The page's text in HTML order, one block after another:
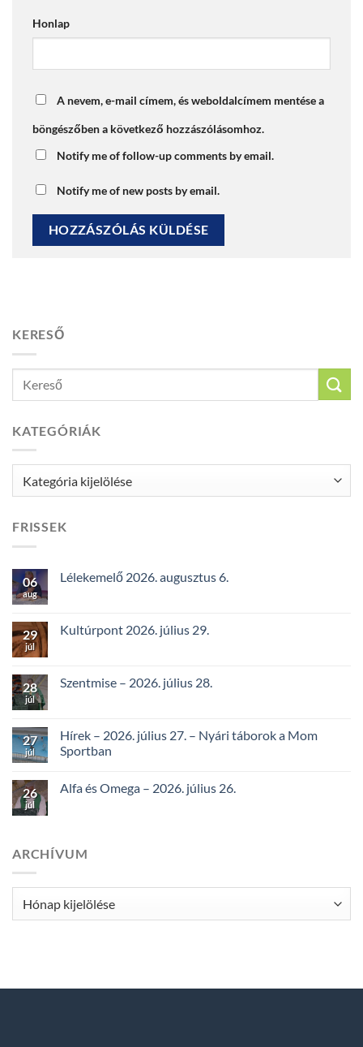
Honlap
A nevem, e-mail címem, és weboldalcímem mentése a
böngészőben a következő hozzászólásomhoz.
Notify me of follow-up comments by email.
Notify me of new posts by email.
KERESŐ
KATEGÓRIÁK
FRISSEK
06
aug
Lélekemelő 2026. augusztus 6.
29
júl
Kultúrpont 2026. július 29.
28
júl
Szentmise – 2026. július 28.
27
júl
Hírek – 2026. július 27. – Nyári táborok a Mom
Sportban
26
júl
Alfa és Omega – 2026. július 26.
ARCHÍVUM